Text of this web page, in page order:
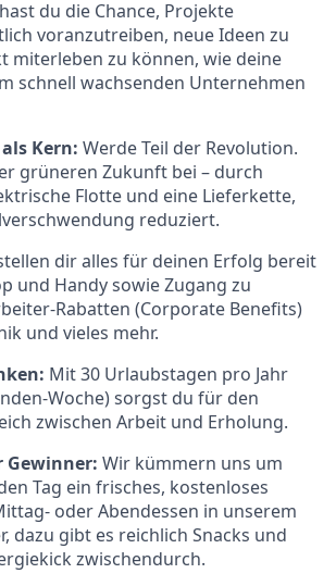
du die Chance, Projekte
voranzutreiben, neue Ideen zu
miterleben zu können, wie deine
schnell wachsenden Unternehmen
Kern: Werde Teil der Revolution.
grüneren Zukunft bei – durch
Flotte und eine Lieferkette,
reduziert.
dir alles für deinen Erfolg bereit
und Handy sowie Zugang zu
Rabatten (Corporate Benefits)
und vieles mehr.
Mit 30 Urlaubstagen pro Jahr
Woche) sorgst du für den
zwischen Arbeit und Erholung.
Gewinner: Wir kümmern uns um
Tag ein frisches, kostenloses
oder Abendessen in unserem
dazu gibt es reichlich Snacks und
zwischendurch.